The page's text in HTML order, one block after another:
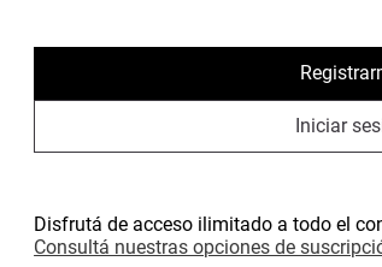
Iniciar
Disfrutá de acceso ilimitado a todo el
Consultá nuestras opciones de